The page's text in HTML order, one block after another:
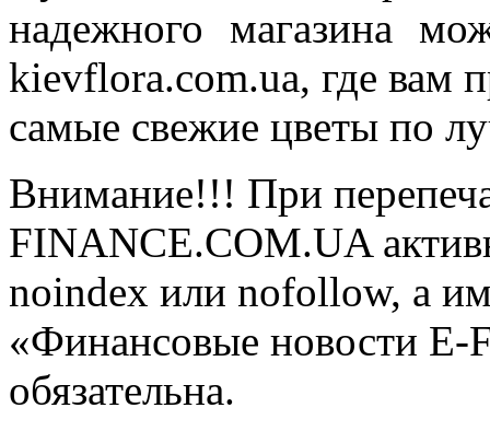
надежного магазина
kievflora.com.ua, где вам
самые свежие цветы по
Внимание!!! При
FINANCE.COM.UA
noindex или nofollow, а
«Финансовые новости
обязательна.